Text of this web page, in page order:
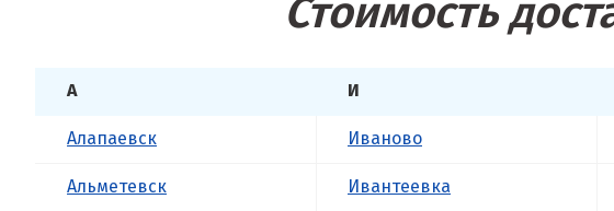
Стоимость
А
Алапаевск
Альметевск
И
Иваново
Ивантеевка